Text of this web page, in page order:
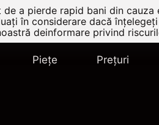
a pierde rapid bani din cauza
în considerare dacă
deinformare privind
Pieţe Prețuri